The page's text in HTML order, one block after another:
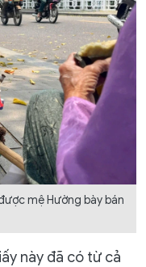
mệ Hường bày bán
này đã có từ cả